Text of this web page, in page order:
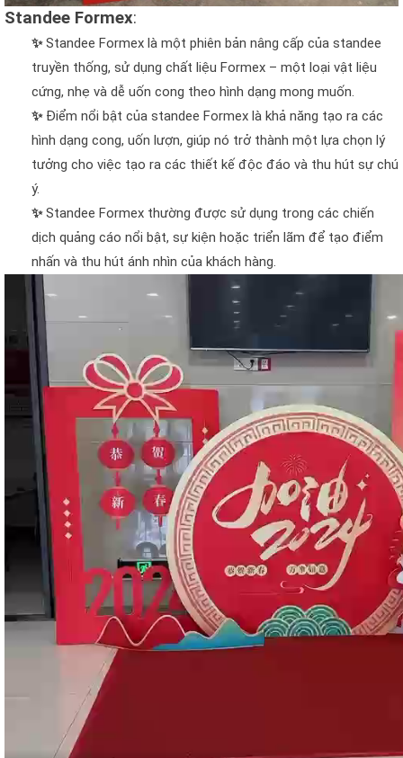
Standee Formex:
✨Standee Formex là một phiên bản nâng cấp của standee
truyền thống, sử dụng chất liệu Formex – một loại vật liệu
cứng, nhẹ và dễ uốn cong theo hình dạng mong muốn.
✨ Điểm nổi bật của standee Formex là khả năng tạo ra các
hình dạng cong, uốn lượn, giúp nó trở thành một lựa chọn lý
tưởng cho việc tạo ra các thiết kế độc đáo và thu hút sự chú
ý.
✨Standee Formex thường được sử dụng trong các chiến
dịch quảng cáo nổi bật, sự kiện hoặc triển lãm để tạo điểm
nhấn và thu hút ánh nhìn của khách hàng.